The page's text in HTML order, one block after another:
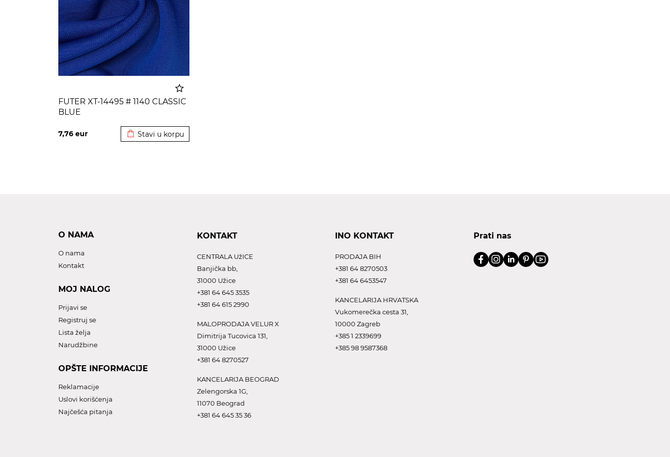
FUTER XT-14495 # 1140 CLASSIC
BLUE
7,76 eur Stavi u korpu
O NAMA
O nama
Kontakt
MOJ NALOG
Prijavi se
Registruj se
Lista želja
Narudžbine
OPŠTE INFORMACIJE
Reklamacije
Uslovi korišćenja
Najčešća pitanja
KONTAKT
CENTRALA UžICE
Banjička bb,
31000 Užice
+381 64 645 3535
+381 64 615 2990
MALOPRODAJA VELUR X
Dimitrija Tucovica 131,
31000 Užice
+381 64 8270527
KANCELARIJA BEOGRAD
Zelengorska 1G,
11070 Beograd
+381 64 645 35 36
INO KONTAKT
PRODAJA BIH
+381 64 8270503
+381 64 6453547
KANCELARIJA HRVATSKA
Vukomerečka cesta 31,
10000 Zagreb
+385 1 2339699
+385 98 9587368
Prati nas